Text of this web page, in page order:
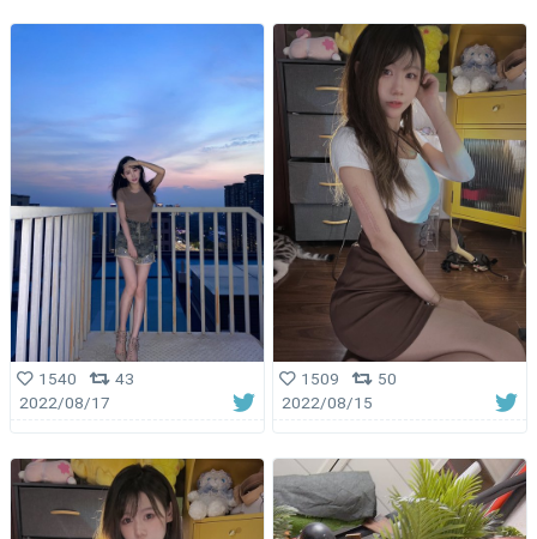
1540
43
2022/08/17
1509
50
2022/08/15